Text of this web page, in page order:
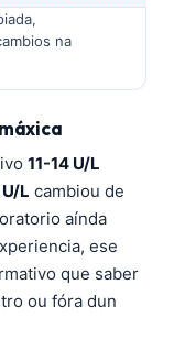
na
11-14 U/L
L cambiou de
aínda
ese
que saber
ou fóra dun